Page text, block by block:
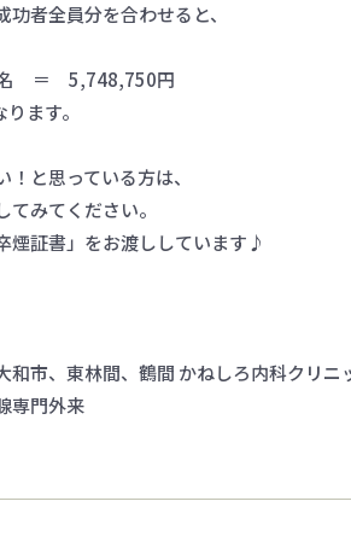
者全員分を合わせると、
＝ 5,748,750円
ます。
と思っている方は、
みてください。
煙証書」をお渡ししています♪
和市、東林間、鶴間 かねしろ内科クリニ
専門外来